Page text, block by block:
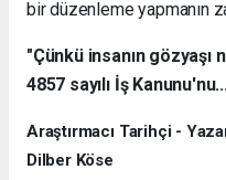
bir düzenleme yapmanın
"Çünkü insanın gözyaşı
4857 sayılı İş
Araştırmacı Tarihçi -
Dilber Köse